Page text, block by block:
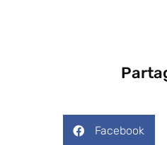
Facebook